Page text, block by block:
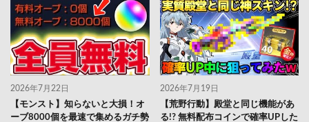
2026年7月22日
【モンスト】知らないと大損！オ
ーブ8000個を最速で集めるガチ勢
2026年7月19日
【荒野行動】殿堂と同じ機能があ
る!? 無料配布コインで確率UPした